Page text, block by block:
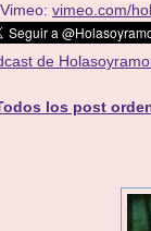
vimeo.com/
de
los post